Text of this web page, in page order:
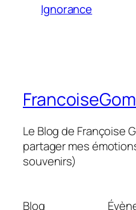
Ignorance
Le Blog de Françoise
partager mes
souvenirs)
Blog